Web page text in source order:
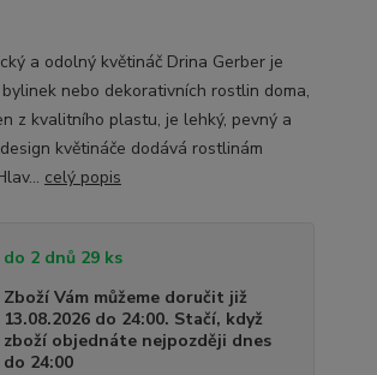
a odolný květináč Drina Gerber je
nebo dekorativních rostlin doma,
z kvalitního plastu, je lehký, pevný a
květináče dodává rostlinám
celý popis
do 2 dnů 29 ks
Zboží Vám můžeme doručit již
13.08.2026 do 24:00. Stačí, když
zboží objednáte nejpozději dnes
do 24:00